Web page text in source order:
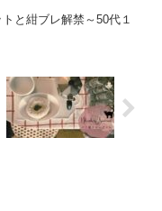
と紺ブレ解禁～50代１